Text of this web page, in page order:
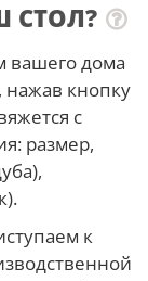
СТОЛ?
вашего дома
нажав кнопку
с
размер,
к